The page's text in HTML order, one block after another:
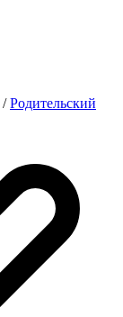
/ Родительский